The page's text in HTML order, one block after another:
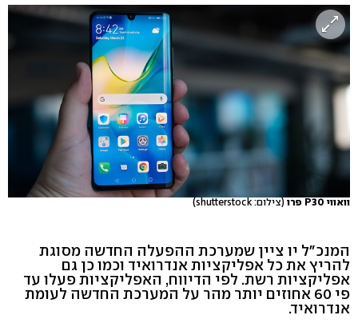
וואווי P30 פרו (צילום: shutterstock)
המנכ"ל יו ציין שמערכת ההפעלה החדשה מסוגת
להריץ את כל אפליקציות אנדרואיד וכמו כן גם
אפליקציות רשת. לפי הדיווח, האפליקציות פעלו עד
פי 60 אחוזים יותר מהר על המערכת החדשה לעומת
אנדרואיד.